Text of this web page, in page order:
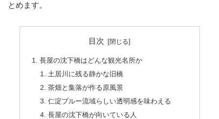
とめます。
目次
長屋の沈下橋はどんな観光名所か
土居川に残る静かな旧橋
茶畑と集落が作る原風景
仁淀ブルー流域らしい透明感を味わえる
長屋の沈下橋が向いている人